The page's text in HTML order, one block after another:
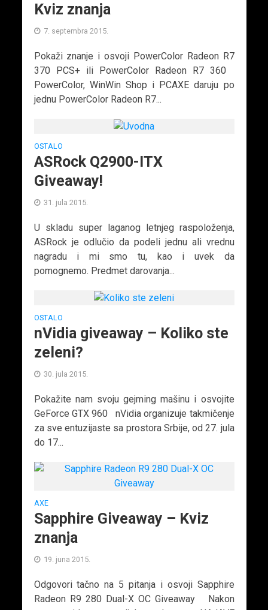
Kviz znanja
7. septembra 2015.
Pokaži znanje i osvoji PowerColor Radeon R7
370 PCS+ ili PowerColor Radeon R7 360
PowerColor, WinWin Shop i PCAXE daruju po
jednu PowerColor Radeon R7...
OSTALO
ASRock Q2900-ITX
Giveaway!
31. jula 2015.
U skladu super laganog letnjeg raspoloženja,
ASRock je odlučio da podeli jednu ali vrednu
nagradu i mi smo tu, kao i uvek da
pomognemo. Predmet darovanja...
OSTALO
nVidia giveaway – Koliko ste
zeleni?
30. jula 2015.
Pokažite nam svoju gejming mašinu i osvojite
GeForce GTX 960 nVidia organizuje takmičenje
za sve entuzijaste sa prostora Srbije, od 27. jula
do 17...
AXE
Sapphire Giveaway – Kviz
znanja
19. juna 2015.
Odgovori tačno na 5 pitanja i osvoji Sapphire
Radeon R9 280 Dual-X OC Giveaway Nakon